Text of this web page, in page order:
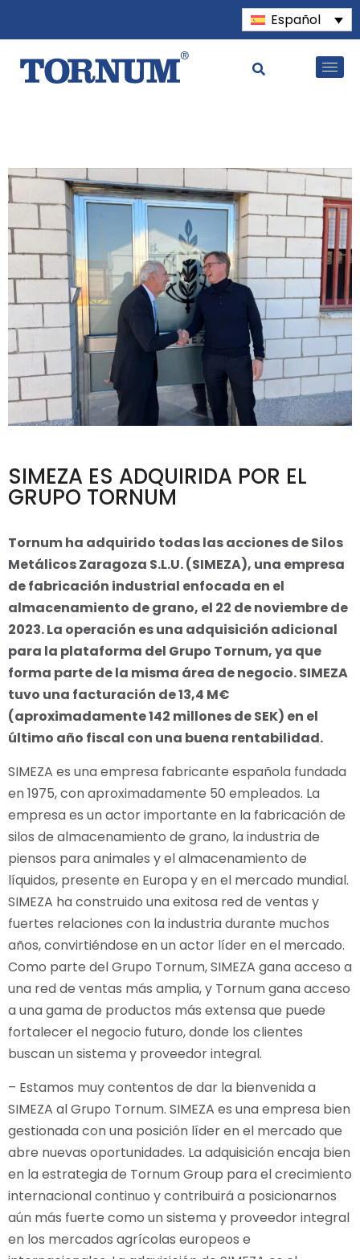
Español
SIMEZA ES ADQUIRIDA POR EL
GRUPO TORNUM
Tornum ha adquirido todas las acciones de Silos
Metálicos Zaragoza S.L.U. (SIMEZA), una empresa
de fabricación industrial enfocada en el
almacenamiento de grano, el 22 de noviembre de
2023. La operación es una adquisición adicional
para la plataforma del Grupo Tornum, ya que
forma parte de la misma área de negocio. SIMEZA
tuvo una facturación de 13,4 M€
(aproximadamente 142 millones de SEK) en el
último año fiscal con una buena rentabilidad.
SIMEZA es una empresa fabricante española fundada
en 1975, con aproximadamente 50 empleados. La
empresa es un actor importante en la fabricación de
silos de almacenamiento de grano, la industria de
piensos para animales y el almacenamiento de
líquidos, presente en Europa y en el mercado mundial.
SIMEZA ha construido una exitosa red de ventas y
fuertes relaciones con la industria durante muchos
años, convirtiéndose en un actor líder en el mercado.
Como parte del Grupo Tornum, SIMEZA gana acceso a
una red de ventas más amplia, y Tornum gana acceso
a una gama de productos más extensa que puede
fortalecer el negocio futuro, donde los clientes
buscan un sistema y proveedor integral.
– Estamos muy contentos de dar la bienvenida a
SIMEZA al Grupo Tornum. SIMEZA es una empresa bien
gestionada con una posición líder en el mercado que
abre nuevas oportunidades. La adquisición encaja bien
en la estrategia de Tornum Group para el crecimiento
internacional continuo y contribuirá a posicionarnos
aún más fuerte como un sistema y proveedor integral
en los mercados agrícolas europeos e